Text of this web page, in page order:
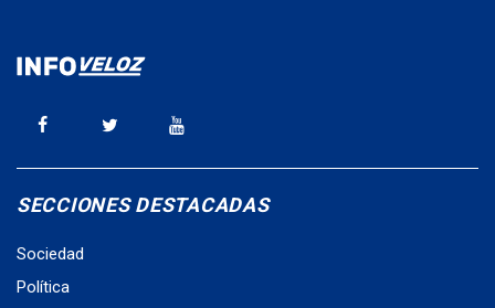
SECCIONES DESTACADAS
Sociedad
Política